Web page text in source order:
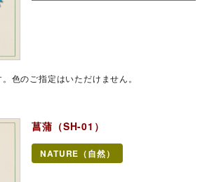
色のご指定はいただけません。
菖蒲（SH-01）
NATURE（自然）